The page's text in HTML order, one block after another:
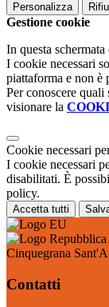
Personalizza
Gestione cookie
In questa
I cookie necessari
piattaforma e non è
Per conoscere
visionare la
Cookie necessari
I cookie necessari
disabilitati. È
policy.
Accetta tutti
Cinquegrana
Contatti